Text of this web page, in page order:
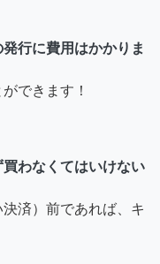
行に費用はかかりま
できます！
わなくてはいけない
済）前であれば、キ